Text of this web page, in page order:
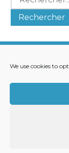
We use cookies to
Principale